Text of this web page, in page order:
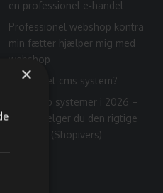
en professionel e‑handel
Professionel webshop kontra
min fætter hjælper mig med
webshop
Hvad er et cms system?
Webshop systemer i 2026 –
sådan vælger du den rigtige
platform (Shopivers)
×